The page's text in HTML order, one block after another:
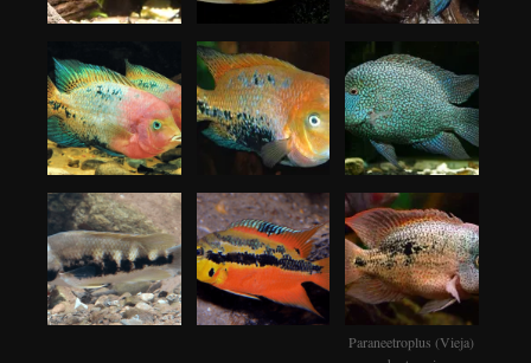
Paraneetroplus (Vieja)